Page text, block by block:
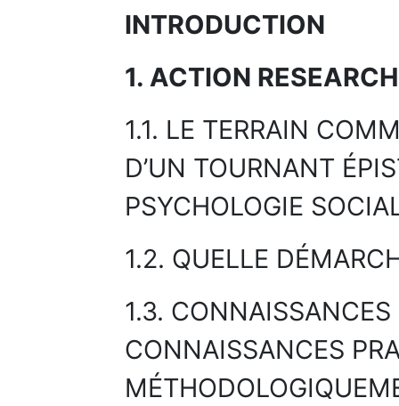
INTRODUCTION
1. ACTION
1.1. LE TERRAIN
D’UN TOURNANT
PSYCHOLOGIE
1.2. QUELLE
1.3.
CONNAISSANCES